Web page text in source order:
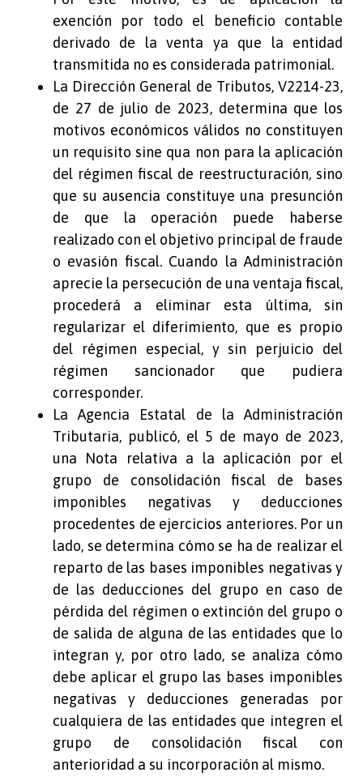
exención por todo el beneficio contable
derivado de la venta ya que la entidad
transmitida no es considerada patrimonial.
La Dirección General de Tributos, V2214-23,
de 27 de julio de 2023, determina que los
motivos económicos válidos no constituyen
un requisito sine qua non para la aplicación
del régimen fiscal de reestructuración, sino
que su ausencia constituye una presunción
de que la operación puede haberse
realizado con el objetivo principal de fraude
o evasión fiscal. Cuando la Administración
aprecie la persecución de una ventaja fiscal,
procederá a eliminar esta última, sin
regularizar el diferimiento, que es propio
del régimen especial, y sin perjuicio del
régimen sancionador que pudiera
corresponder.
La Agencia Estatal de la Administración
Tributaria, publicó, el 5 de mayo de 2023,
una Nota relativa a la aplicación por el
grupo de consolidación fiscal de bases
imponibles negativas y deducciones
procedentes de ejercicios anteriores. Por un
lado, se determina cómo se ha de realizar el
reparto de las bases imponibles negativas y
de las deducciones del grupo en caso de
pérdida del régimen o extinción del grupo o
de salida de alguna de las entidades que lo
integran y, por otro lado, se analiza cómo
debe aplicar el grupo las bases imponibles
negativas y deducciones generadas por
cualquiera de las entidades que integren el
grupo de consolidación fiscal con
anterioridad a su incorporación al mismo.